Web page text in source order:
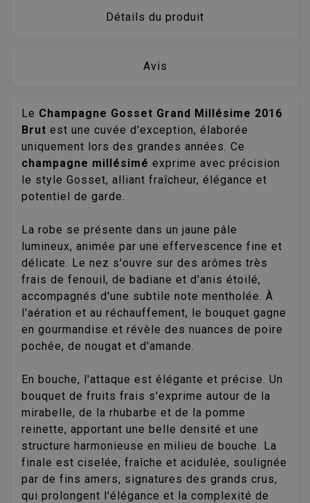
Détails du produit
Avis
Le Champagne Gosset Grand Millésime 2016
Brut est une cuvée d'exception, élaborée
uniquement lors des grandes années. Ce
champagne millésimé exprime avec précision
le style Gosset, alliant fraîcheur, élégance et
potentiel de garde.
La robe se présente dans un jaune pâle
lumineux, animée par une effervescence fine et
délicate. Le nez s'ouvre sur des arômes très
frais de fenouil, de badiane et d'anis étoilé,
accompagnés d'une subtile note mentholée. À
l'aération et au réchauffement, le bouquet gagne
en gourmandise et révèle des nuances de poire
pochée, de nougat et d'amande.
En bouche, l'attaque est élégante et précise. Un
bouquet de fruits frais s'exprime autour de la
mirabelle, de la rhubarbe et de la pomme
reinette, apportant une belle densité et une
structure harmonieuse en milieu de bouche. La
finale est ciselée, fraîche et acidulée, soulignée
par de fins amers, signatures des grands crus,
qui prolongent l'élégance et la complexité de